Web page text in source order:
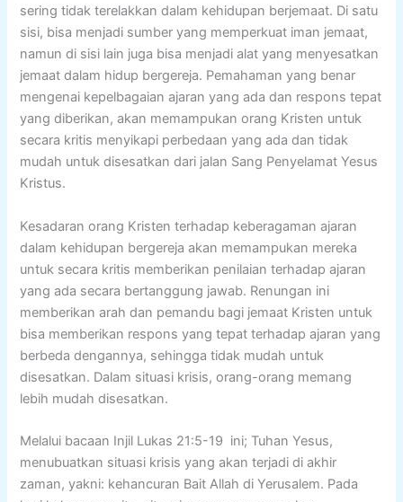
sering tidak terelakkan dalam kehidupan berjemaat. Di satu
sisi, bisa menjadi sumber yang memperkuat iman jemaat,
namun di sisi lain juga bisa menjadi alat yang menyesatkan
jemaat dalam hidup bergereja. Pemahaman yang benar
mengenai kepelbagaian ajaran yang ada dan respons tepat
yang diberikan, akan memampukan orang Kristen untuk
secara kritis menyikapi perbedaan yang ada dan tidak
mudah untuk disesatkan dari jalan Sang Penyelamat Yesus
Kristus.
Kesadaran orang Kristen terhadap keberagaman ajaran
dalam kehidupan bergereja akan memampukan mereka
untuk secara kritis memberikan penilaian terhadap ajaran
yang ada secara bertanggung jawab. Renungan ini
memberikan arah dan pemandu bagi jemaat Kristen untuk
bisa memberikan respons yang tepat terhadap ajaran yang
berbeda dengannya, sehingga tidak mudah untuk
disesatkan. Dalam situasi krisis, orang-orang memang
lebih mudah disesatkan.
Melalui bacaan Injil Lukas 21:5-19 ini; Tuhan Yesus,
menubuatkan situasi krisis yang akan terjadi di akhir
zaman, yakni: kehancuran Bait Allah di Yerusalem. Pada